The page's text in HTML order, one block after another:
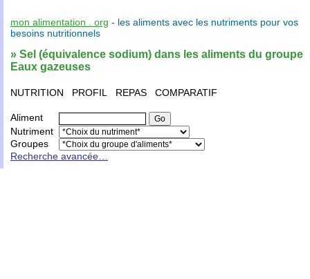
mon alimentation . org - les aliments avec les nutriments pour vos
besoins nutritionnels
» Sel (équivalence sodium) dans les aliments du groupe
Eaux gazeuses
NUTRITION PROFIL REPAS COMPARATIF
Aliment
Nutriment
Groupes
Recherche avancée…